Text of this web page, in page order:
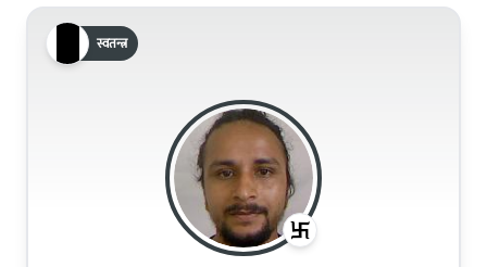
स्वतन्त्र